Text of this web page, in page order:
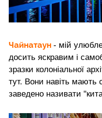
Чайнатаун - мій
досить яскравим і
зразки колоніальної
тут. Вони навіть мають
заведено називати